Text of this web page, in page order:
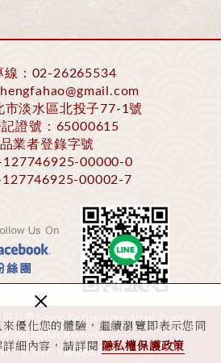
優化您的體驗，繼續瀏覽即表示您同
細內容，請詳閱 隱私權保護政策
×
： 02-26265534
市淡水區北投子77-1號
記證號：65000615
業者登錄字號
127746925-00000-0
127746925-00002-7
公司 Sheng Fa Hao Agricultural Products
All Rights Reserved.
: 新視野
隱私權政策